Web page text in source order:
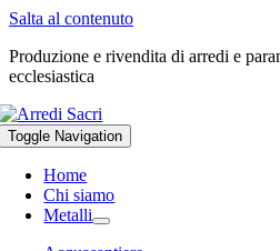
Salta al contenuto
Produzione e rivendita di arredi e
ecclesiastica
Toggle Navigation
Home
Chi siamo
Metalli